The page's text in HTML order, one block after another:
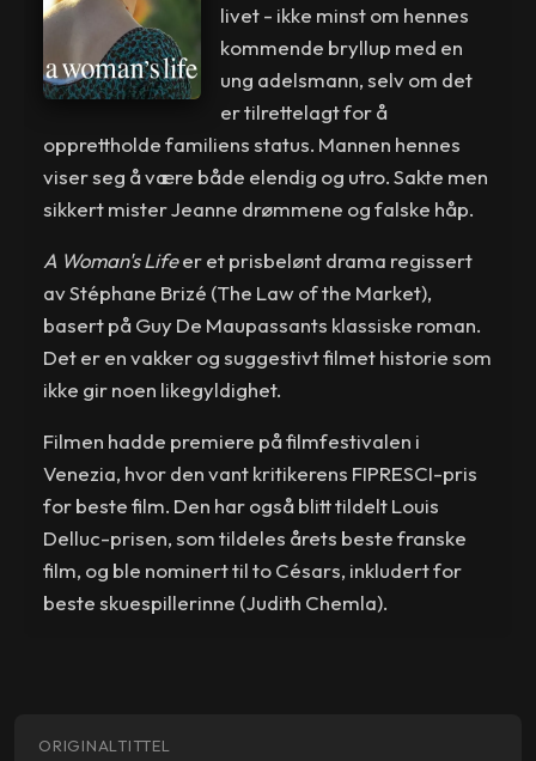
livet - ikke minst om hennes
kommende bryllup med en
ung adelsmann, selv om det
er tilrettelagt for å
opprettholde familiens status. Mannen hennes
viser seg å være både elendig og utro. Sakte men
sikkert mister Jeanne drømmene og falske håp.
A Woman's Lifeer et prisbelønt drama regissert
av Stéphane Brizé (The Law of the Market),
basert på Guy De Maupassants klassiske roman.
Det er en vakker og suggestivt filmet historie som
ikke gir noen likegyldighet.
Filmen hadde premiere på filmfestivalen i
Venezia, hvor den vant kritikerens FIPRESCI-pris
for beste film. Den har også blitt tildelt Louis
Delluc-prisen, som tildeles årets beste franske
film, og ble nominert til to Césars, inkludert for
beste skuespillerinne (Judith Chemla).
ORIGINALTITTEL